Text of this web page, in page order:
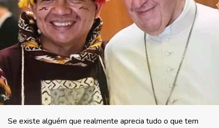
Se existe alguém que realmente aprecia tudo o que tem